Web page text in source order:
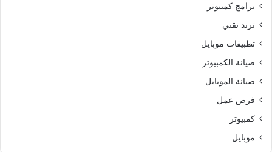
برامج كمبيوتر
ترند تقني
تطبيقات موبايل
صيانة الكمبيوتر
صيانة الموبايل
فرص عمل
كمبيوتر
موبايل